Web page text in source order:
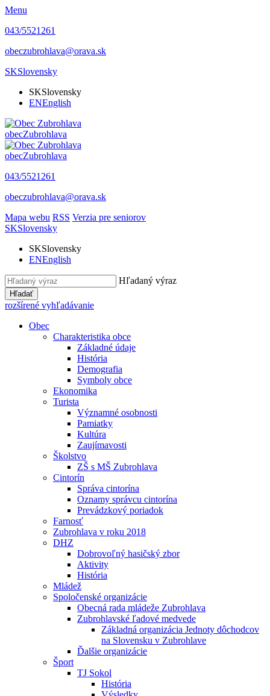
Menu
043/5521261
obeczubrohlava@orava.sk
SKSlovensky
SKSlovensky
ENEnglish
obecZubrohlava
obecZubrohlava
043/5521261
obeczubrohlava@orava.sk
Mapa webu RSS Verzia pre seniorov
SKSlovensky
SKSlovensky
ENEnglish
Hľadaný výraz
Hľadať
rozšírené vyhľadávanie
Obec
Charakteristika obce
Základné údaje
História
Demografia
Symboly obce
Ekonomika
Turista
Významné osobnosti
Pamiatky
Kultúra
Zaujímavosti
Školstvo
ZŠ s MŠ Zubrohlava
Cintorín
Správa cintorína
Oznamy správcu cintorína
Prevádzkový poriadok
Farnosť
Zubrohlava v roku 2018
DHZ
Dobrovoľný hasičský zbor
Aktivity
História
Mládež
Spoločenské organizácie
Obecná rada mládeže Zubrohlava
Zubrohlavské ľadové medvede
Základná organizácia Jednoty dôchodcov
na Slovensku v Zubrohlave
Ďalšie organizácie
Šport
TJ Sokol
História